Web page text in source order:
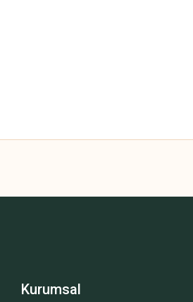
Bu ürüne ilk yorumu siz yapın!
Kurumsal